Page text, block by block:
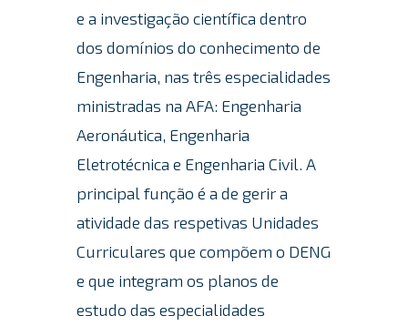
e a investigação científica dentro
dos domínios do conhecimento de
Engenharia, nas três especialidades
ministradas na AFA: Engenharia
Aeronáutica, Engenharia
Eletrotécnica e Engenharia Civil. A
principal função é a de gerir a
atividade das respetivas Unidades
Curriculares que compõem o DENG
e que integram os planos de
estudo das especialidades